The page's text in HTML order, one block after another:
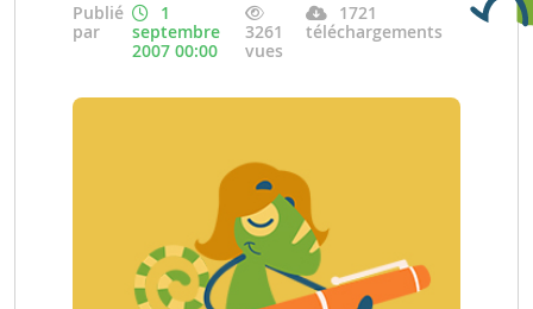
Publié
par
1
septembre
2007 00:00
3261
vues
1721
téléchargements